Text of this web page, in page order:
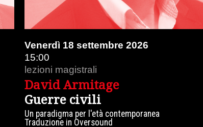
Venerdì 18 settembre 2026
15:00
lezioni magistrali
David Armitage
Guerre civili
Un paradigma per l'età contemporanea
Traduzione in Oversound